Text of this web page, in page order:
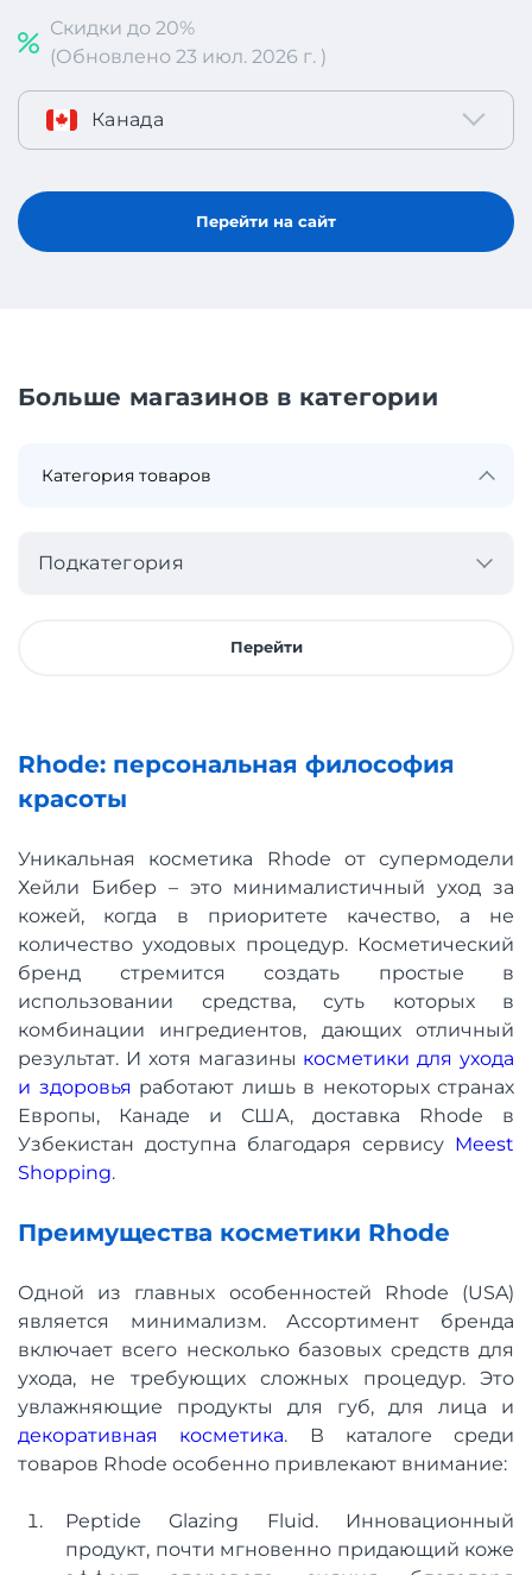
Скидки до 20%
(Обновлено 23 июл. 2026 г. )
Канада
Перейти на сайт
Больше магазинов в категории
Подкатегория
Перейти
Rhode: персональная философия
красоты
Уникальная косметика Rhode от супермодели
Хейли Бибер – это минималистичный уход за
кожей, когда в приоритете качество, а не
количество уходовых процедур. Косметический
бренд стремится создать простые в
использовании средства, суть которых в
комбинации ингредиентов, дающих отличный
результат. И хотя магазины косметики для ухода
и здоровья работают лишь в некоторых странах
Европы, Канаде и США, доставка Rhode в
Узбекистан доступна благодаря сервису Meest
Shopping.
Преимущества косметики Rhode
Одной из главных особенностей Rhode (USA)
является минимализм. Ассортимент бренда
включает всего несколько базовых средств для
ухода, не требующих сложных процедур. Это
увлажняющие продукты для губ, для лица и
декоративная косметика. В каталоге среди
товаров Rhode особенно привлекают внимание:
Peptide Glazing Fluid. Инновационный
продукт, почти мгновенно придающий коже